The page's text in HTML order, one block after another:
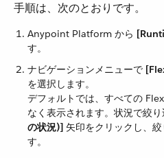
手順は、次のとおりです。
Anypoint Platform から ​
す。
ナビゲーションメニューで ​
を選択します。
デフォルトでは、すべての
なく表示されます。状況で絞り
の状況)] 矢印をクリックし、
す。